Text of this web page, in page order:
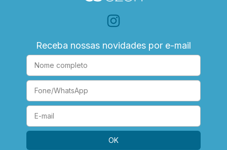
Receba nossas novidades por e-mail